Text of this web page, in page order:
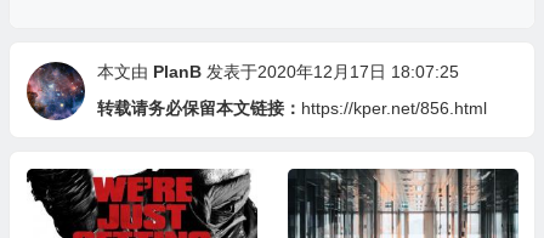
本文由 PlanB 发表于2020年12月17日 18:07:25
转载请务必保留本文链接： https://kper.net/856.html